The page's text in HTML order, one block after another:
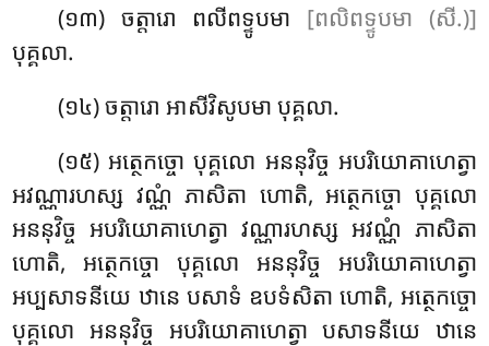
(១៣) ចត្តារោ ពលីពទ្ទូបមា [ពលិពទ្ទូបមា (សី.)]
បុគ្គលា.
(១៤) ចត្តារោ អាសីវិសូបមា បុគ្គលា.
(១៥) អត្ថេកច្ចោ បុគ្គលោ អននុវិច្ច អបរិយោគាហេត្វា
អវណ្ណារហស្ស វណ្ណំ ភាសិតា ហោតិ, អត្ថេកច្ចោ បុគ្គលោ
អននុវិច្ច អបរិយោគាហេត្វា វណ្ណារហស្ស អវណ្ណំ ភាសិតា
ហោតិ, អត្ថេកច្ចោ បុគ្គលោ អននុវិច្ច អបរិយោគាហេត្វា
អប្បសាទនីយេ ឋានេ បសាទំ ឧបទំសិតា ហោតិ, អត្ថេកច្ចោ
បុគ្គលោ អននុវិច្ច អបរិយោគាហេត្វា បសាទនីយេ ឋានេ